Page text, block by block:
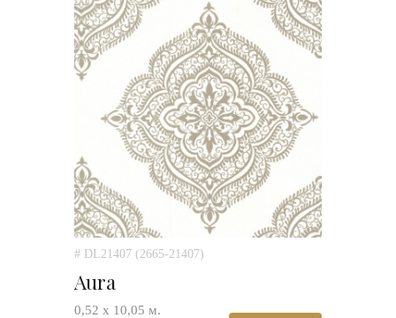
# DL21407 (2665-21407)
Aura
0,52 х 10,05 м.